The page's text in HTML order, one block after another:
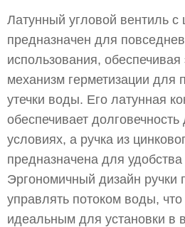
Латунный угловой вентиль с
предназначен для
использования,
механизм герметизации для
утечки воды. Его латунная
обеспечивает
условиях, а ручка из
предназначена для удобства
Эргономичный дизайн ручки
управлять потоком воды, что
идеальным для установки в